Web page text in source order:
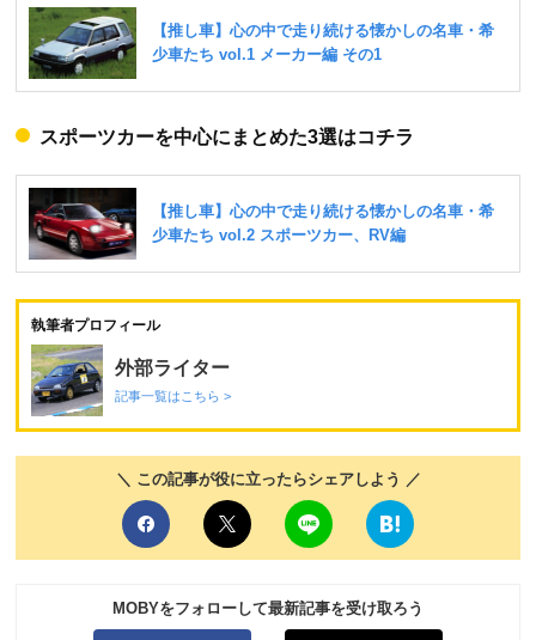
スポーツカーを中心にまとめた3選はコチラ
執筆者プロフィール
外部ライター
記事一覧はこちら >
＼ この記事が役に立ったらシェアしよう ／
MOBYをフォローして最新記事を受け取ろう